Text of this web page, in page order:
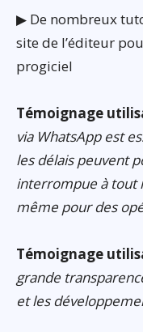
▶ De nombreux
site de l’éditeur
progiciel
Témoignage
via WhatsApp est
les délais peuvent
interrompue à tout
même pour des
Témoignage
grande
et les